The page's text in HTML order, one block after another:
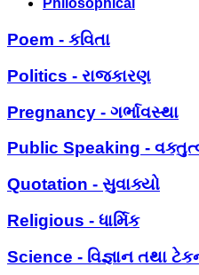
Philosophical
Poem - કવિતા
Politics - રાજકારણ
Pregnancy - ગર્ભાવસ્થા
Public Speaking -
Quotation - સુવાક્યો
Religious - ધાર્મિક
Science - વિજ્ઞાન તથા